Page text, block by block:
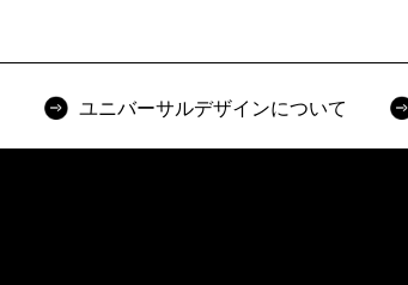
ユニバーサルデザインについて